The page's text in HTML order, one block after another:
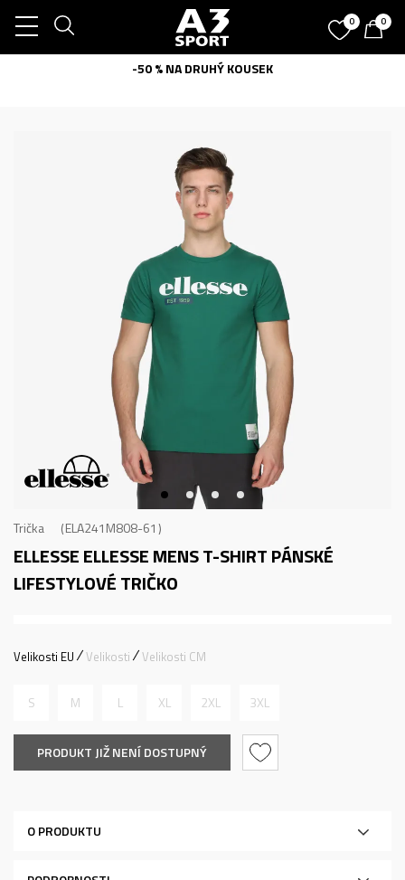
0 0
-50 % NA DRUHÝ KOUSEK
Trička ELA241M808-61
ELLESSE ELLESSE MENS T-SHIRTPÁNSKÉ
LIFESTYLOVÉ TRIČKO
Velikosti EU Velikosti Velikosti CM
S M L XL 2XL 3XL
PRODUKT JIŽ NENÍ DOSTUPNÝ
O PRODUKTU